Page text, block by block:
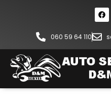
060 59 64 110